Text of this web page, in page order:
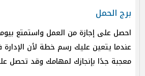
برج الحمل
احصل على إجازة من العمل واستمتع
عندما يتعين عليك رسم خطة لأن
معجبة جدًا بإنجازك لمهامك وقد تحصل